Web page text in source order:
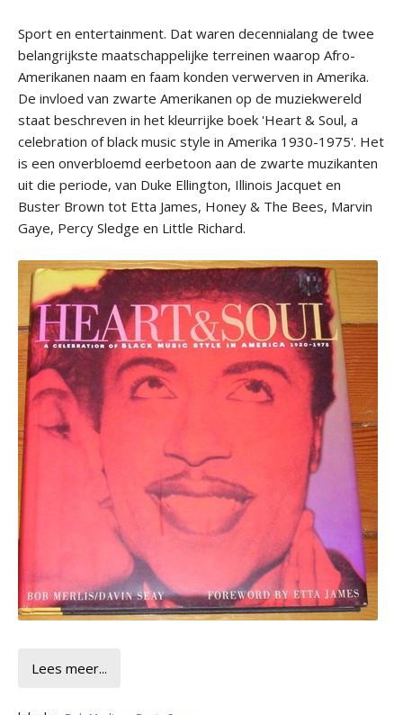
Sport en entertainment. Dat waren decennialang de twee
belangrijkste maatschappelijke terreinen waarop Afro­-
Amerikanen naam en faam konden verwerven in Amerika.
De invloed van zwarte Amerikanen op de muziekwereld
staat beschreven in het kleurrijke boek 'Heart & Soul, a
celebration of black music style in Amerika 1930­-1975'. Het
is een onverbloemd eerbetoon aan de zwarte muzikanten
uit die periode, van Duke Ellington, Illinois Jacquet en
Buster Brown tot Etta James, Honey & The Bees, Marvin
Gaye, Percy Sledge en Little Richard.
Lees meer...